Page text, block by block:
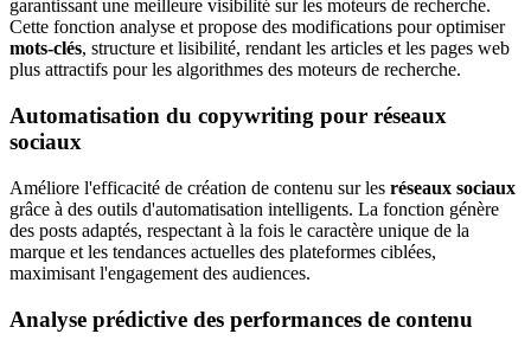
garantissant une meilleure visibilité sur les moteurs de recherche.
Cette fonction analyse et propose des modifications pour optimiser
mots-clés, structure et lisibilité, rendant les articles et les pages web
plus attractifs pour les algorithmes des moteurs de recherche.
Automatisation du copywriting pour réseaux
sociaux
Améliore l'efficacité de création de contenu sur les réseaux sociaux
grâce à des outils d'automatisation intelligents. La fonction génère
des posts adaptés, respectant à la fois le caractère unique de la
marque et les tendances actuelles des plateformes ciblées,
maximisant l'engagement des audiences.
Analyse prédictive des performances de contenu